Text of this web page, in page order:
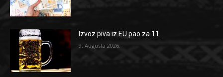
Izvoz piva iz EU pao za 11...
9. Augusta 2026.